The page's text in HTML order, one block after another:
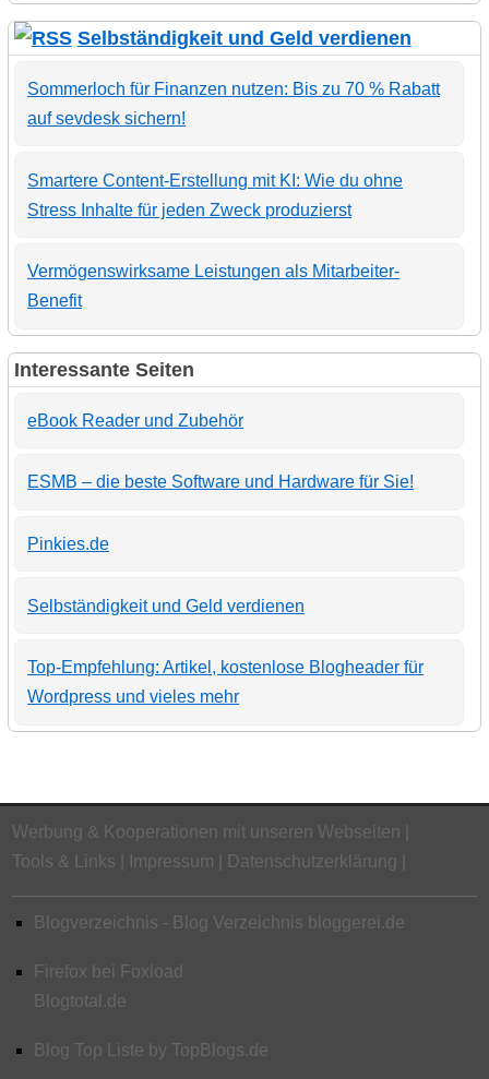
Selbständigkeit und Geld verdienen
Sommerloch für Finanzen nutzen: Bis zu 70 % Rabatt
auf sevdesk sichern!
Smartere Content-Erstellung mit KI: Wie du ohne
Stress Inhalte für jeden Zweck produzierst
Vermögenswirksame Leistungen als Mitarbeiter-
Benefit
Interessante Seiten
eBook Reader und Zubehör
ESMB – die beste Software und Hardware für Sie!
Pinkies.de
Selbständigkeit und Geld verdienen
Top-Empfehlung: Artikel, kostenlose Blogheader für
Wordpress und vieles mehr
Werbung & Kooperationen mit unseren Webseiten
Tools & Links
Impressum Datenschutzerklärung
Blogverzeichnis - Blog Verzeichnis bloggerei.de
Firefox bei Foxload
Blogtotal.de
Blog Top Liste by TopBlogs.de